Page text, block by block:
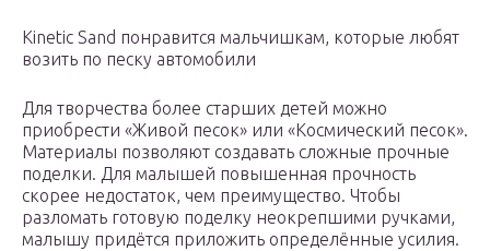
Kinetic Sand понравится мальчишкам, которые любят
возить по песку автомобили
Для творчества более старших детей можно
приобрести «Живой песок» или «Космический песок».
Материалы позволяют создавать сложные прочные
поделки. Для малышей повышенная прочность
скорее недостаток, чем преимущество. Чтобы
разломать готовую поделку неокрепшими ручками,
малышу придётся приложить определённые усилия.